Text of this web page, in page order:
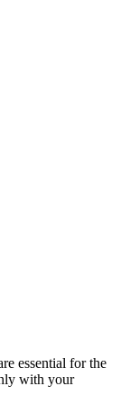
essential for the
with your